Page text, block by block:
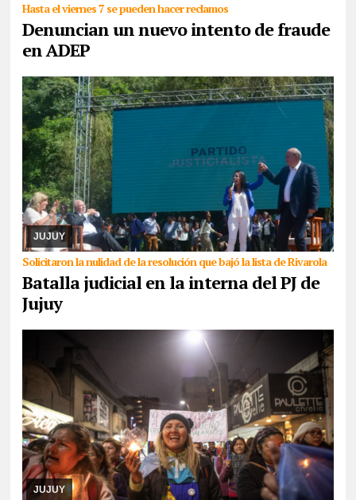
Hasta el viernes 7 se pueden hacer reclamos
Denuncian un nuevo intento de fraude
en ADEP
JUJUY
Solicitaron la nulidad de la resolución que bajó la lista de Rivarola
Batalla judicial en la interna del PJ de
Jujuy
05/08/2026 Cuando ya parecía que la senadora nacional
Carolina Moisés se haría del control del PJ en Jujuy, la lista que
había sido dejada fuera de la contienda ...
JUJUY
05/08/2026 La medida de fuerza es llevada a cabo por maestros
y maestras de base de ADEP, que hoy, se presentarán tanto en el
Ministerio de Educación como en Ca ...